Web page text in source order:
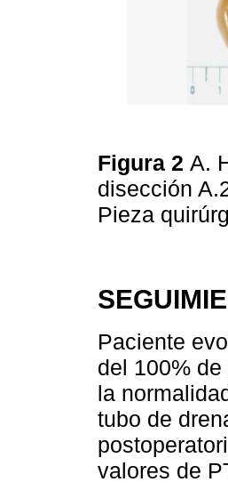
Figura 2 A.
disección
Pieza
Paciente
del 100%
la
tubo de
valores de